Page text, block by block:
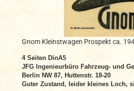
Gnom Kleinstwagen Prospekt ca.
4 Seiten DinA5
JFG Ingenieurbüro Fahrzeug- und
Berlin NW 87, Huttenstr. 18-20
Guter Zustand, leider kleines Loch,